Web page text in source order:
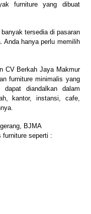
furniture yang dibuat
tersedia di pasaran
Anda hanya perlu memilih
CV Berkah Jaya Makmur
furniture minimalis yang
diandalkan dalam
kantor, instansi, cafe,
BJMA
furniture seperti :